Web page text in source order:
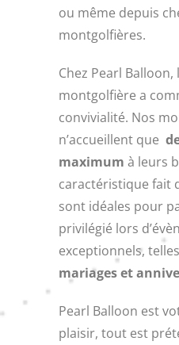
ou même depuis
montgolfières.
Chez Pearl Balloon,
montgolfière a
convivialité. Nos
n’accueillent que
maximum à leurs
caractéristique fait
sont idéales pour
privilégié lors
exceptionnels,
mariages et
Pearl Balloon est
plaisir, tout est